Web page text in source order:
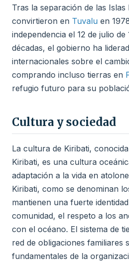
Tras la separación de las Islas
convirtieron en Tuvalu en
independencia el 12 de julio de
décadas, el gobierno ha
internacionales sobre el
comprando incluso tierras en
refugio futuro para su
Cultura y sociedad
La cultura de Kiribati,
Kiribati, es una cultura
adaptación a la vida en
Kiribati, como se denominan
mantienen una fuerte
comunidad, el respeto a los
con el océano. El sistema de
red de obligaciones familiares
fundamentales de la